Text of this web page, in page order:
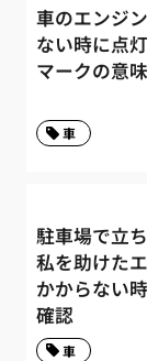
車のエンジ
ない時に点
マークの意味
車
駐車場で立
私を助けた
かからない
確認
車